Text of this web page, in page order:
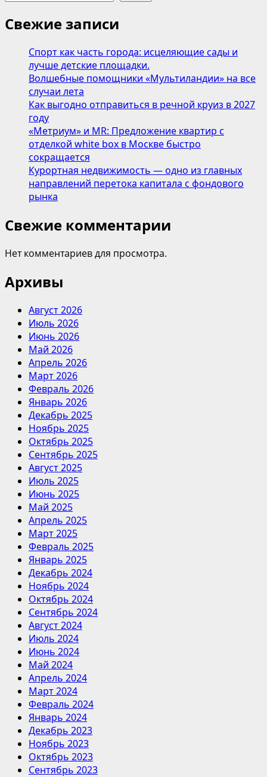
Свежие записи
Спорт как часть города: исцеляющие сады и
лучше детские площадки.
Волшебные помощники «Мультиландии» на все
случаи лета
Как выгодно отправиться в речной круиз в 2027
году
«Метриум» и MR: Предложение квартир с
отделкой white box в Москве быстро
сокращается
Курортная недвижимость — одно из главных
направлений перетока капитала с фондового
рынка
Свежие комментарии
Нет комментариев для просмотра.
Архивы
Август 2026
Июль 2026
Июнь 2026
Май 2026
Апрель 2026
Март 2026
Февраль 2026
Январь 2026
Декабрь 2025
Ноябрь 2025
Октябрь 2025
Сентябрь 2025
Август 2025
Июль 2025
Июнь 2025
Май 2025
Апрель 2025
Март 2025
Февраль 2025
Январь 2025
Декабрь 2024
Ноябрь 2024
Октябрь 2024
Сентябрь 2024
Август 2024
Июль 2024
Июнь 2024
Май 2024
Апрель 2024
Март 2024
Февраль 2024
Январь 2024
Декабрь 2023
Ноябрь 2023
Октябрь 2023
Сентябрь 2023